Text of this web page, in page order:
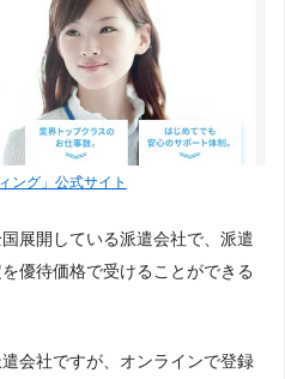
ング」公式サイト
展開している派遣会社で、派遣
優待価格で受けることができる
会社ですが、オンラインで登録